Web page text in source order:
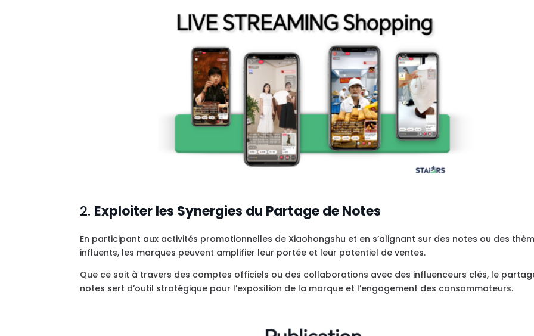
2. Exploiter les Synergies du Partage de Notes
En participant aux activités promotionnelles de Xiaohongshu et en s’alignant sur des notes ou des
influents, les marques peuvent amplifier leur portée et leur potentiel de ventes.
Que ce soit à travers des comptes officiels ou des collaborations avec des influenceurs clés, le
notes sert d’outil stratégique pour l’exposition de la marque et l’engagement des consommateurs.